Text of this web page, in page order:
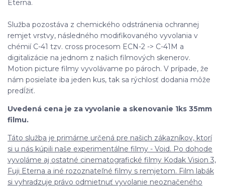
Eterna.
Služba pozostáva z chemického odstránenia ochrannej
remjet vrstvy, následného modifikovaného vyvolania v
chémií C-41 tzv. cross procesom ECN-2 -> C-41M a
digitalizácie na jednom z našich filmových skenerov.
Motion picture filmy vyvolávame po pároch. V prípade, že
nám posielate iba jeden kus, tak sa rýchlosť dodania môže
predĺžiť.
Uvedená cena je za vyvolanie a skenovanie 1ks 35mm
filmu.
Táto služba je primárne určená pre našich zákazníkov, ktorí
si u nás kúpili naše experimentálne filmy - Void. Po dohode
vyvoláme aj ostatné cinematografické filmy Kodak Vision 3,
Fuji Eterna a iné rozoznateľné filmy s remjetom. Film labák
si vyhradzuje právo odmietnuť vyvolanie neoznačeného